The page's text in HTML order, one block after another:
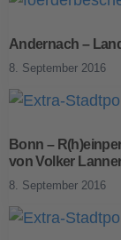
Andernach –
8. September 2016
Bonn –
von Volker
8. September 2016